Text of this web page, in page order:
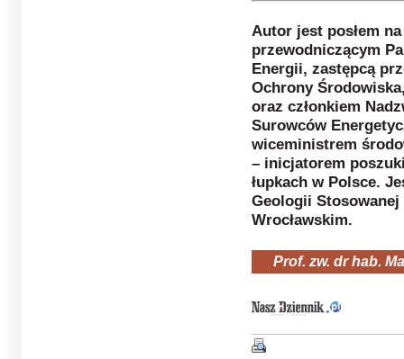
Autor jest posłem
przewodniczącym
Energii, zastępcą
Ochrony
oraz członkiem
Surowców
wiceministrem
– inicjatorem
łupkach w Polsce.
Geologii
Wrocławskim.
Prof. zw. dr hab.